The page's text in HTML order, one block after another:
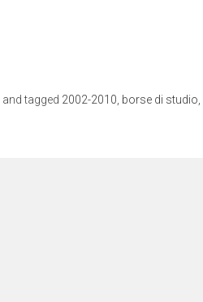
and tagged 2002-2010 borse di studio